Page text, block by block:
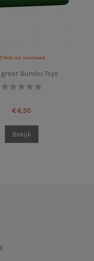
Niet op voorraad
groot Bumbu Toys
€ 6,50
Bekijk